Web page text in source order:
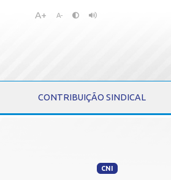
Pular
Pular
A+ A-
CONTRIBUIÇÃO SINDICAL
CNI